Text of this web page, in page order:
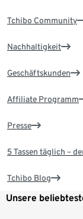
Tchibo Community
Nachhaltigkeit
Geschäftskunden
Affiliate Programm
Presse
5 Tassen täglich –
Tchibo Blog
Unsere